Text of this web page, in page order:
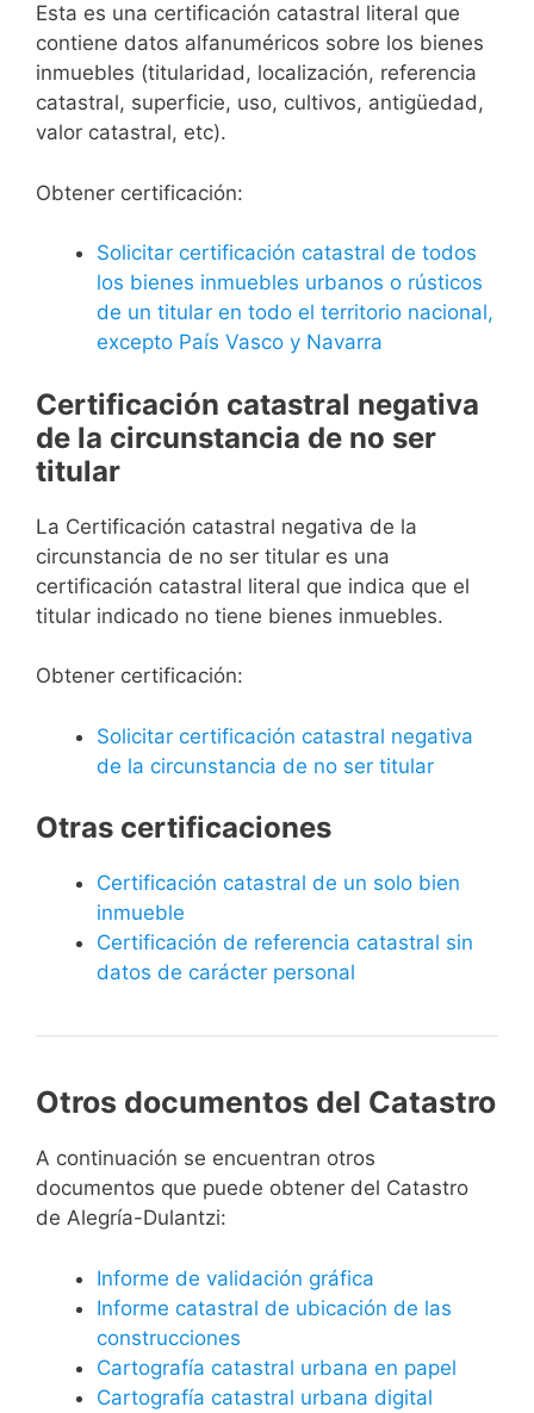
Esta es una certificación catastral literal que
contiene datos alfanuméricos sobre los bienes
inmuebles (titularidad, localización, referencia
catastral, superficie, uso, cultivos, antigüedad,
valor catastral, etc).
Obtener certificación:
Solicitar certificación catastral de todos
los bienes inmuebles urbanos o rústicos
de un titular en todo el territorio nacional,
excepto País Vasco y Navarra
Certificación catastral negativa
de la circunstancia de no ser
titular
La Certificación catastral negativa de la
circunstancia de no ser titular es una
certificación catastral literal que indica que el
titular indicado no tiene bienes inmuebles.
Obtener certificación:
Solicitar certificación catastral negativa
de la circunstancia de no ser titular
Otras certificaciones
Certificación catastral de un solo bien
inmueble
Certificación de referencia catastral sin
datos de carácter personal
Otros documentos del Catastro
A continuación se encuentran otros
documentos que puede obtener del Catastro
de Alegría-Dulantzi:
Informe de validación gráfica
Informe catastral de ubicación de las
construcciones
Cartografía catastral urbana en papel
Cartografía catastral urbana digital